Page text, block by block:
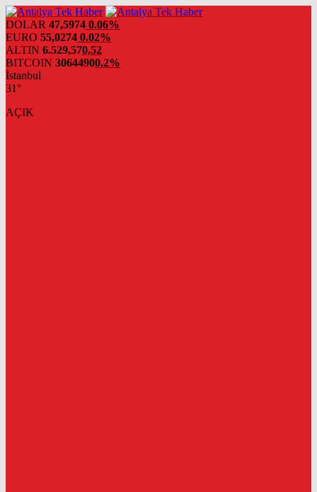
DOLAR 47,5974 0.06%
EURO 55,0274 0.02%
ALTIN 6.529,570,52
BITCOIN 30644900.2%
İstanbul
31°
AÇIK